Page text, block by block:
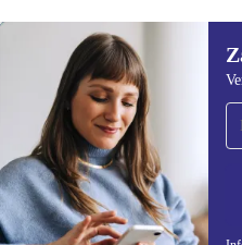
1 979,99 zł
Zapisz się na
newsletter!
Nie przegap